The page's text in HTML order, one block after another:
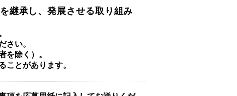
継承し、発展させる取り組み
さい。
を除く）。
ことがあります。